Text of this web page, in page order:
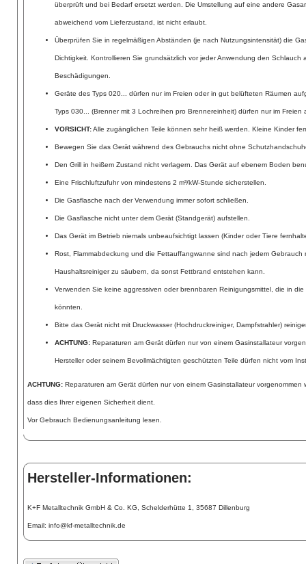
überprüft und bei Bedarf ersetzt werden. Die Umstellung auf eine andere
abweichend vom Lieferzustand, ist nicht erlaubt.
Überprüfen Sie in regelmäßigen Abständen (je nach Nutzungsintensität) die
Dichtigkeit. Kontrollieren Sie grundsätzlich vor jeder Anwendung den Schlauch
Beschädigungen.
Geräte des Typs 020... dürfen nur im Freien oder in gut belüfteten Räumen
Typs 030... (Brenner mit 3 Lochreihen pro Brennereinheit) dürfen nur im Freien
VORSICHT:Alle zugänglichen Teile können sehr heiß werden. Kleine Kinder
Bewegen Sie das Gerät während des Gebrauchs nicht ohne
Den Grill in heißem Zustand nicht verlagern. Das Gerät auf ebenem Boden
Eine Frischluftzufuhr von mindestens 2 m³/kW-Stunde sicherstellen.
Die Gasflasche nach der Verwendung immer sofort schließen.
Die Gasflasche nicht unter dem Gerät (Standgerät) aufstellen.
Das Gerät im Betrieb niemals unbeaufsichtigt lassen (Kinder oder Tiere
Rost, Flammabdeckung und die Fettauffangwanne sind nach jedem Gebrauch
Haushaltsreiniger zu säubern, da sonst Fettbrand entstehen kann.
Verwenden Sie keine aggressiven oder brennbaren Reinigungsmittel, die in
könnten.
Bitte das Gerät nicht mit Druckwasser (Hochdruckreiniger, Dampfstrahler)
ACHTUNG: Reparaturen am Gerät dürfen nur von einem Gasinstallateur
Hersteller oder seinem Bevollmächtigten geschützten Teile dürfen nicht vom
ACHTUNG: Reparaturen am Gerät dürfen nur von einem Gasinstallateur vorgenommen
dass dies Ihrer eigenen Sicherheit dient.
Vor Gebrauch Bedienungsanleitung lesen.
Hersteller-Informationen:
K+F Metalltechnik GmbH & Co. KG, Schelderhütte 1, 35687 Dillenburg
Email: info@kf-metalltechnik.de